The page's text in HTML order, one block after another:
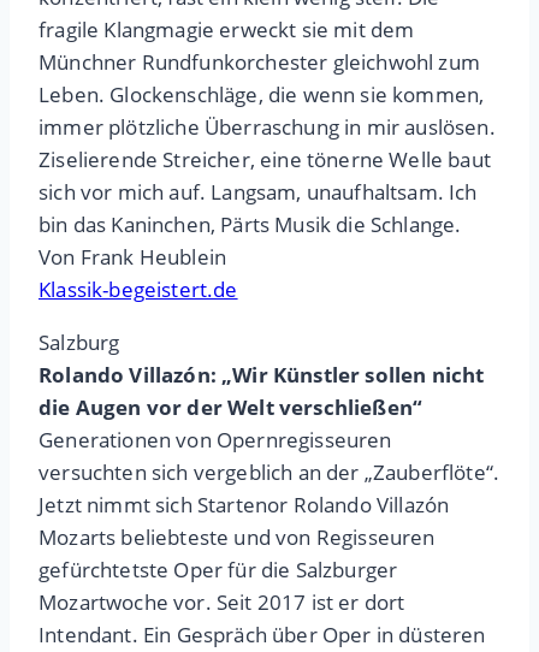
fragile Klangmagie erweckt sie mit dem
Münchner Rundfunkorchester gleichwohl zum
Leben. Glockenschläge, die wenn sie kommen,
immer plötzliche Überraschung in mir auslösen.
Ziselierende Streicher, eine tönerne Welle baut
sich vor mich auf. Langsam, unaufhaltsam. Ich
bin das Kaninchen, Pärts Musik die Schlange.
Von Frank Heublein
Klassik-begeistert.de
Salzburg
Rolando Villazón: „Wir Künstler sollen nicht
die Augen vor der Welt verschließen“
Generationen von Opernregisseuren
versuchten sich vergeblich an der „Zauberflöte“.
Jetzt nimmt sich Startenor Rolando Villazón
Mozarts beliebteste und von Regisseuren
gefürchtetste Oper für die Salzburger
Mozartwoche vor. Seit 2017 ist er dort
Intendant. Ein Gespräch über Oper in düsteren